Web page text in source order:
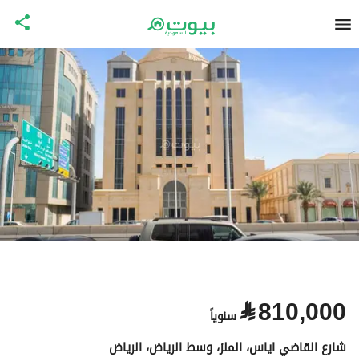
⃁810,000 سنوياً
شارع القاضي اياس، الملز، وسط الرياض، الرياض